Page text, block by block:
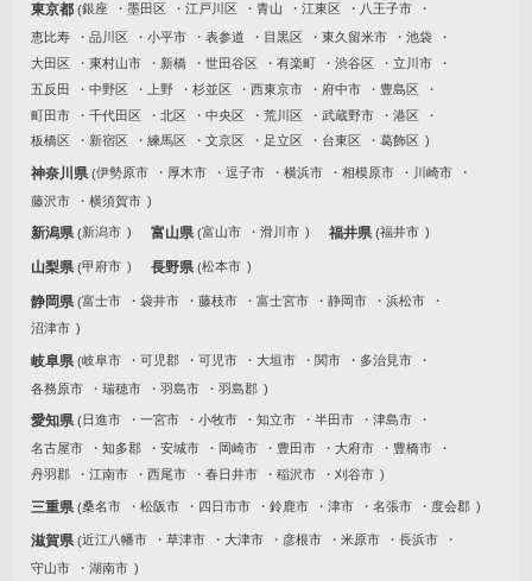
東京都 銀座 墨田区 江戸川区 青山 江東区
八王子市
恵比寿
品川区 小平市 表参道 目黒区 東久留米市
池袋
大田区
東村山市 新橋 世田谷区 有楽町 渋谷区
立川市
五反田
中野区 上野 杉並区 西東京市 府中市
豊島区
町田市
千代田区 北区 中央区 荒川区 武蔵野市
港区
板橋区
新宿区 練馬区 文京区 足立区 台東区 葛飾区
神奈川県 伊勢原市 厚木市 逗子市 横浜市 相模原市
川崎市
藤沢市
横須賀市
新潟県 新潟市 富山県 富山市 滑川市 福井県 福井市
山梨県 甲府市 長野県 松本市
静岡県 富士市 袋井市 藤枝市 富士宮市 静岡市
浜松市
沼津市
岐阜県 岐阜市 可児郡 可児市 大垣市 関市
多治見市
各務原市
瑞穂市 羽島市 羽島郡
愛知県 日進市 一宮市 小牧市 知立市 半田市
津島市
名古屋市
知多郡 安城市 岡崎市 豊田市 大府市
豊橋市
丹羽郡
江南市 西尾市 春日井市 稲沢市 刈谷市
三重県 桑名市 松阪市 四日市市 鈴鹿市 津市 名張市 度会郡
滋賀県 近江八幡市 草津市 大津市 彦根市 米原市
長浜市
守山市
湖南市